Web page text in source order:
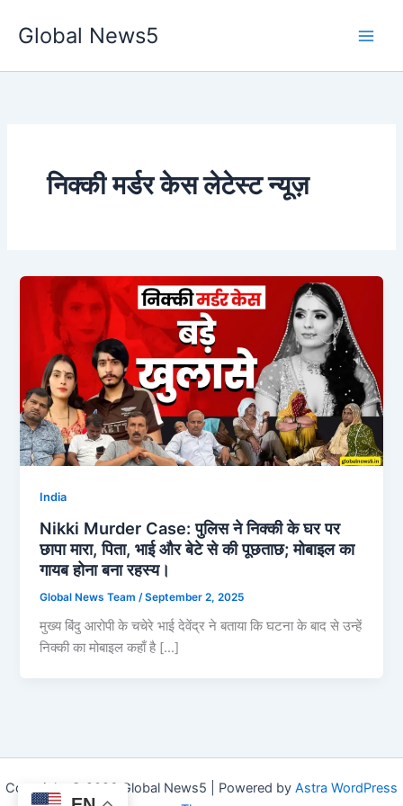
Global News5
निक्की मर्डर केस लेटेस्ट न्यूज़
India
Nikki Murder Case: पुलिस ने निक्की के घर पर
छापा मारा, पिता, भाई और बेटे से की पूछताछ; मोबाइल का
गायब होना बना रहस्य।
Global News Team /September 2, 2025
मुख्य बिंदु आरोपी के चचेरे भाई देवेंद्र ने बताया कि घटना के बाद से उन्हें
निक्की का मोबाइल कहाँ है […]
Copyright © 2026 Global News5 | Powered by Astra WordPress